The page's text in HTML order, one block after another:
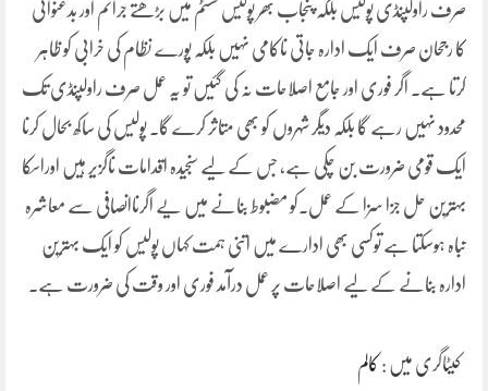
صرف راولپنڈی پولیس بلکہ پنجاب بھر پولیس سسٹم میں بڑھتے جرائم اور بدعنوانی
کا رجحان صرف ایک ادارہ جاتی ناکامی نہیں بلکہ پورے نظام کی خرابی کو ظاہر
کرتا ہے۔ اگر فوری اور جامع اصلاحات نہ کی گئیں تو یہ عمل صرف راولپنڈی تک
محدود نہیں رہے گا بلکہ دیگر شہروں کو بھی متاثر کرے گا۔ پولیس کی ساکھ بحال کرنا
ایک قومی ضرورت بن چکی ہے، جس کے لیے سنجیدہ اقدامات ناگزیر ہیں اوراسکا
بہترین حل جزا سزا کے عمل۔کو مضبوط بنانے میں یے اگرناانصافی سے معاشرہ
تباہ ہوسکتا ہے توکسی بھی ادارے میں اتنی ہمت کہاں پولیس کو ایک بہترین
ادارہ بنانے کے لیے اصلاحات پر عمل درآمد فوری اور وقت کی ضرورت ہے۔
کیٹاگری میں : کالم